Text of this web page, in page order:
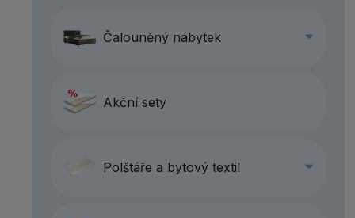
Čalouněný nábytek
Akční sety
Polštáře a bytový textil